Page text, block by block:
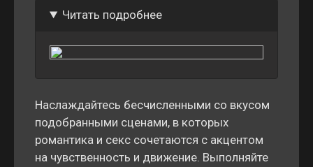
Читать подробнее
Наслаждайтесь бесчисленными со вкусом
подобранными сценами, в которых
романтика и секс сочетаются с акцентом
на чувственность и движение. Выполняйте